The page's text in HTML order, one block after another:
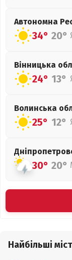
Автономна
34° 20°
Вінницька
24° 13°
Волинська
25° 12°
30° 20°
Найбільші